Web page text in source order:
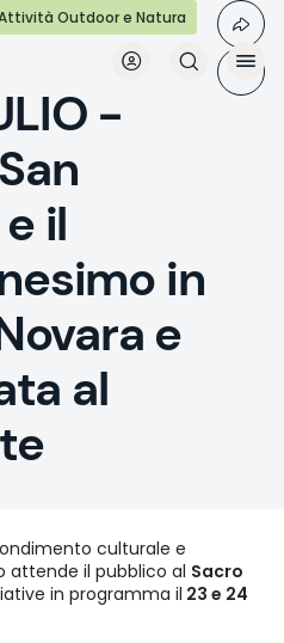
Outdoor e Natura
-
il
in
e
al
culturale e
attende il pubblico al Sacro
in programma il 23 e 24